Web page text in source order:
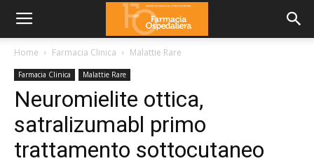
Home Farmacia Clinica Malattie Rare
Farmacia Clinica Malattie Rare
Neuromielite ottica,
satralizumabl primo
trattamento sottocutaneo